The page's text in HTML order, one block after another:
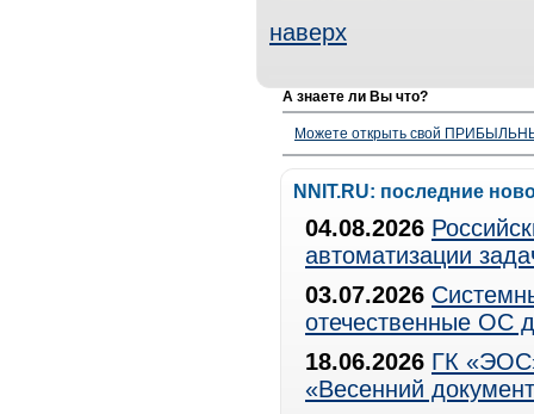
наверх
А знаете ли Вы что?
Можете открыть свой
NNIT.RU: последние
04.08.2026
автоматизации
03.07.2026
отечественные ОС
18.06.2026 ГК
«Весенний